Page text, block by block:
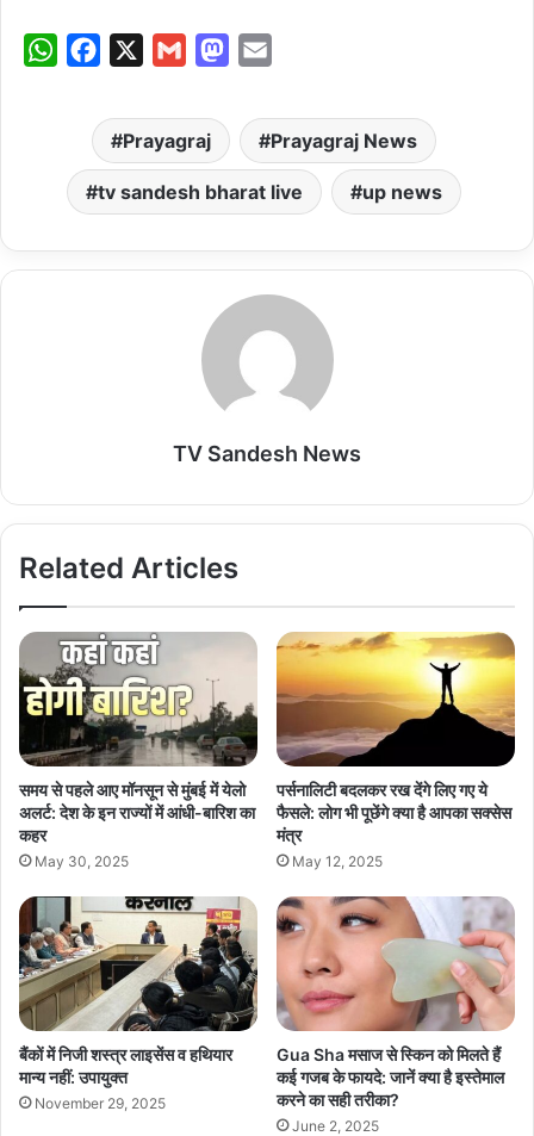
W
p
c
b
o
o
a
i
l
M
t
o
d
o
a
i
l
Prayagraj Prayagraj News
tv sandesh bharat live up news
TV Sandesh News
Related Articles
समय से पहले आए मॉनसून से मुंबई में येलो
अलर्ट: देश के इन राज्यों में आंधी-बारिश का
कहर
May 30, 2025
पर्सनालिटी बदलकर रख देंगे लिए गए ये
फैसले: लोग भी पूछेंगे क्या है आपका सक्सेस
मंत्र
May 12, 2025
बैंकों में निजी शस्त्र लाइसेंस व हथियार
मान्य नहीं: उपायुक्त
November 29, 2025
Gua Sha मसाज से स्किन को मिलते हैं
कई गजब के फायदे: जानें क्या है इस्तेमाल
करने का सही तरीका?
June 2, 2025